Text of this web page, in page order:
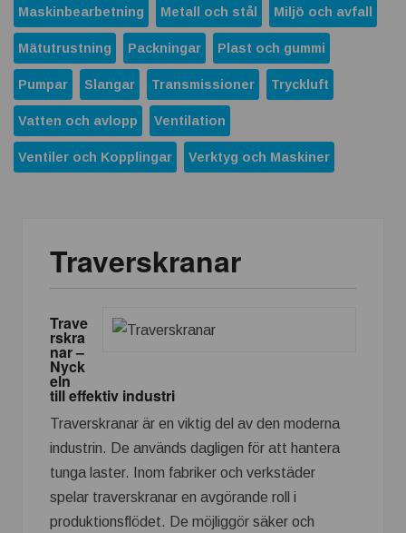
Maskinbearbetning Metall och stål Miljö och avfall
Mätutrustning Packningar Plast och gummi
Pumpar Slangar Transmissioner Tryckluft
Vatten och avlopp Ventilation
Ventiler och Kopplingar Verktyg och Maskiner
Traverskranar
Trave
rskra
nar –
Nyck
eln
till effektiv industri
Traverskranar är en viktig del av den moderna
industrin. De används dagligen för att hantera
tunga laster. Inom fabriker och verkstäder
spelar traverskranar en avgörande roll i
produktionsflödet. De möjliggör säker och